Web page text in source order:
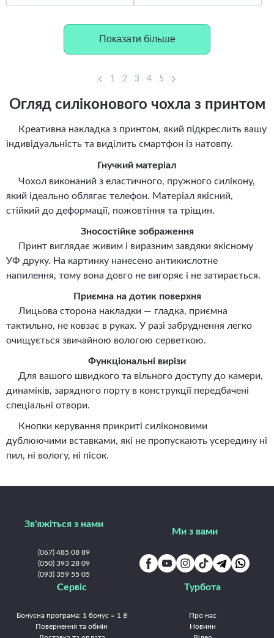
Показати більше
1 2 3 4 5
Огляд силіконового чохла з принтом
Креативна накладка з принтом, який підкреслить вашу
індивідуальність та виділить смартфон із натовпу.
Гнучкий матеріал
Чохол виконаний з еластичного, пружного силікону,
який ідеально облягає телефон. Матеріал якісний,
стійкий до деформації, пожовтіння та тріщин.
Зносостійке зображення
Принт виглядає живим і виразним завдяки якісному
УФ друку. На картинку нанесено антикислотне
напилення, тому вона довго не вигоряє і не затирається.
Приємна на дотик поверхня
Лицьова сторона накладки — гладка, приємна
тактильно, не ковзає в руках. У разі забруднення легко
очищується звичайною вологою серветкою.
Функціональні вирізи
Для вашого швидкого та вільного доступу до камери,
динаміків, зарядного порту в конструкції передбачені
спеціальні отвори.
Кнопки керування прикриті силіконовими
дублюючими вставками, які не пропускають усередину ні
пил, ні вологу, ні пісок.
Зв'яжіться з нами
(067) 485 08 89
(050) 393 28 09
(093) 359 55 05
Ми з вами
Сервіс
Бонусна програма: 1 бонус = 1 ₴
Повернення та обмін
Турбота
Про нас
Новини